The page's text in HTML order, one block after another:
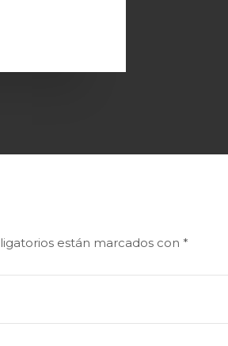
están marcados con *